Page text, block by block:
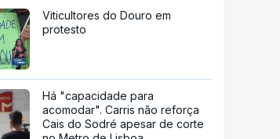
Viticultores do Douro em
protesto
Há "capacidade para
acomodar". Carris não reforça
Cais do Sodré apesar de corte